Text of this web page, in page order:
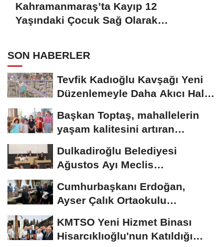
Kahramanmaraş’ta Kayıp 12
Yaşındaki Çocuk Sağ Olarak
SON HABERLER
Tevfik Kadıoğlu Kavşağı Yeni
Düzenlemeyle Daha Akıcı Hale
Başkan Toptaş, mahallelerin
yaşam kalitesini artıran
Dulkadiroğlu Belediyesi
Ağustos Ayı Meclis
Cumhurbaşkanı Erdoğan,
Ayser Çalık Ortaokulu
KMTSO Yeni Hizmet Binası
Hisarcıklıoğlu'nun Katıldığı